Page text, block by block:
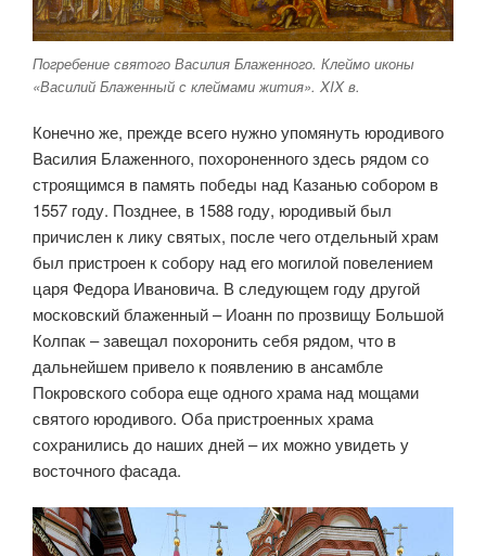
Погребение святого Василия Блаженного. Клеймо иконы
«Василий Блаженный с клеймами жития». XIX в.
Конечно же, прежде всего нужно упомянуть юродивого
Василия Блаженного, похороненного здесь рядом со
строящимся в память победы над Казанью собором в
1557 году. Позднее, в 1588 году, юродивый был
причислен к лику святых, после чего отдельный храм
был пристроен к собору над его могилой повелением
царя Федора Ивановича. В следующем году другой
московский блаженный – Иоанн по прозвищу Большой
Колпак – завещал похоронить себя рядом, что в
дальнейшем привело к появлению в ансамбле
Покровского собора еще одного храма над мощами
святого юродивого. Оба пристроенных храма
сохранились до наших дней – их можно увидеть у
восточного фасада.